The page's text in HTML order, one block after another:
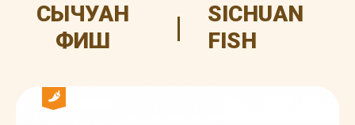
СЫЧУАН
ФИШ
|
SICHUAN
FISH